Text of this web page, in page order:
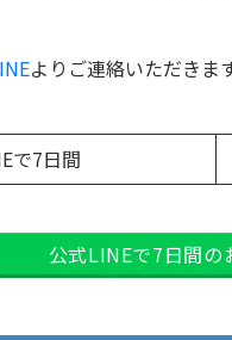
よりご連絡いただきま
で7日間
公式LINEで7日間の